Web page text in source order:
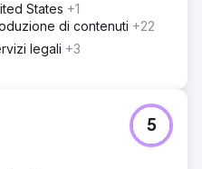
States +1
di contenuti +22
legali +3
5